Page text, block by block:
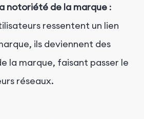
notoriété de la marque :
ressentent un lien
ils deviennent des
la marque, faisant passer le
réseaux.